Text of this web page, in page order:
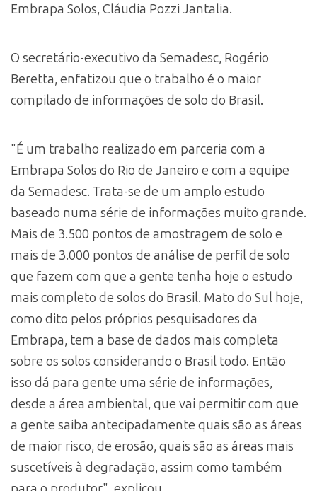
Embrapa Solos, Cláudia Pozzi Jantalia.
O secretário-executivo da Semadesc, Rogério
Beretta, enfatizou que o trabalho é o maior
compilado de informações de solo do Brasil.
"É um trabalho realizado em parceria com a
Embrapa Solos do Rio de Janeiro e com a equipe
da Semadesc. Trata-se de um amplo estudo
baseado numa série de informações muito grande.
Mais de 3.500 pontos de amostragem de solo e
mais de 3.000 pontos de análise de perfil de solo
que fazem com que a gente tenha hoje o estudo
mais completo de solos do Brasil. Mato do Sul hoje,
como dito pelos próprios pesquisadores da
Embrapa, tem a base de dados mais completa
sobre os solos considerando o Brasil todo. Então
isso dá para gente uma série de informações,
desde a área ambiental, que vai permitir com que
a gente saiba antecipadamente quais são as áreas
de maior risco, de erosão, quais são as áreas mais
suscetíveis à degradação, assim como também